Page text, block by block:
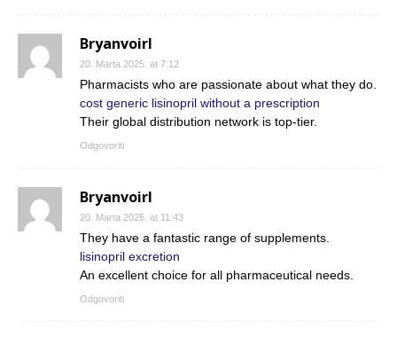
Bryanvoirl
20. Marta 2025. at 7:12
Pharmacists who are passionate about what they do.
cost generic lisinopril without a prescription
Their global distribution network is top-tier.
Odgovoriti
Bryanvoirl
20. Marta 2025. at 11:43
They have a fantastic range of supplements.
lisinopril excretion
An excellent choice for all pharmaceutical needs.
Odgovoriti